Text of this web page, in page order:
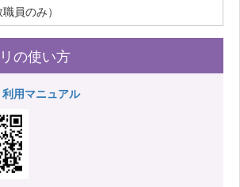
員のみ）
の使い方
用マニュアル